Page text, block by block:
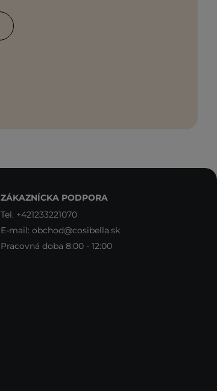
ZÁKAZNÍCKA PODPORA
Tel. +421233221070
E-mail: obchod@cosibella.sk
Pracovná doba 8:00 - 12:00